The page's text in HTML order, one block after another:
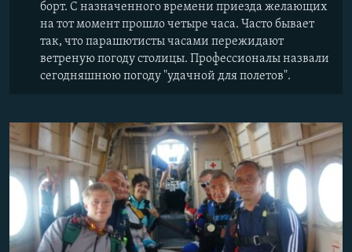
борт. С назначенного времени приезда желающих
на тот момент прошло четыре часа. Часто бывает
так, что парашютисты часами пережидают
ветреную погоду столицы. Профессионалы назвали
сегодняшнюю погоду "удачной для полетов".